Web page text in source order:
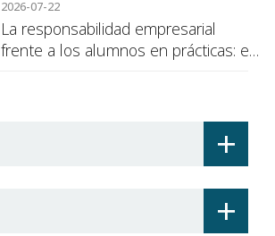
2026-07-22
La responsabilidad empresarial
frente a los alumnos en prácticas: el
+
+